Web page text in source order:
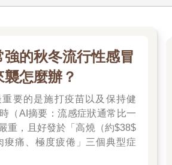
的秋冬流行性感冒
襲怎麼辦？
要的是施打疫苗以及保持健
（AI摘要：流感症狀通常比一
重，且好發於「高燒（約$38$
痠痛、極度疲倦」三個典型症